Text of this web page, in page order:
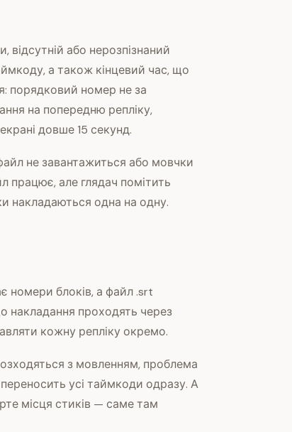
або нерозпізнаний
а також кінцевий час, що
порядковий номер не за
на попередню репліку,
довше 15 секунд.
не завантажиться або мовчки
працює, але глядач помітить
накладаються одна на одну.
номери блоків, а файл .srt
накладання проходять через
кожну репліку окремо.
з мовленням, проблема
усі таймкоди одразу. А
місця стиків — саме там